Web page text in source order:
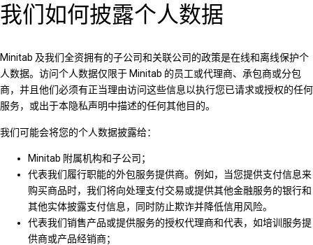
我们如何披露个人数据
Minitab 及我们全资拥有的子公司和关联公司的政策是在线和离线保护个
人数据。访问个人数据仅限于 Minitab 的员工或代理商、承包商或分包
商，并且他们必须有正当理由访问这些信息以执行您已请求或授权的任何
服务，或出于本隐私声明中描述的任何其他目的。
我们可能会将您的个人数据披露给：
Minitab 附属机构和子公司；
代表我们履行职能的外包服务提供商。例如，当您提供支付信息来
购买商品时，我们将向处理支付交易或提供其他金融服务的银行和
其他实体披露支付信息，同时防止欺诈并降低信用风险。
代表我们销售产品或提供服务的授权代理商和代表，如培训服务提
供商或产品经销商；